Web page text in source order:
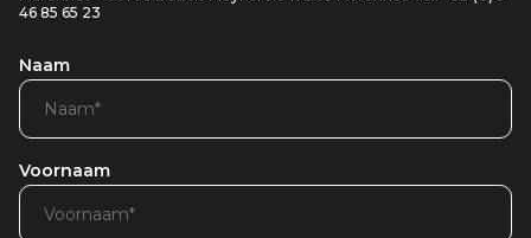
46 85 65 23
Naam
Voornaam